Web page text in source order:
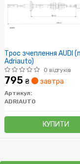
Трос зчеплення AUDI
Adriauto)
0 відгуків
795 ₴ завтра
Артикул:
ADRIAUTO
КУПИТИ